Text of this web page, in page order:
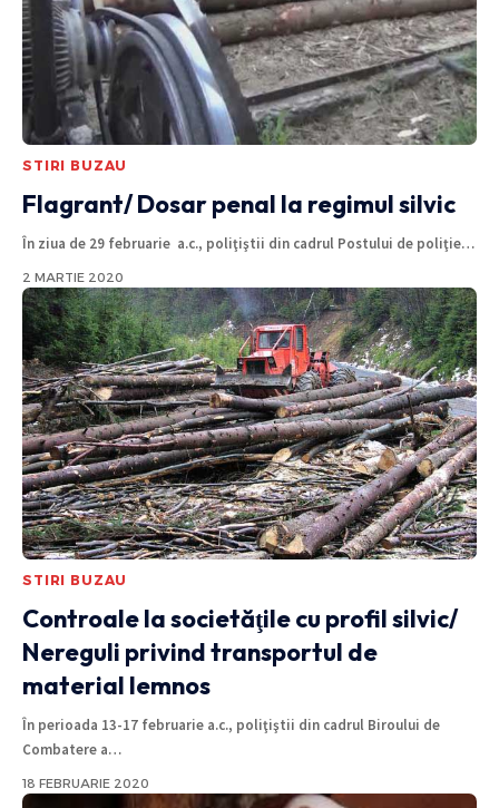
STIRI BUZAU
Flagrant/ Dosar penal la regimul silvic
În ziua de 29 februarie a.c., poliţiştii din cadrul Postului de poliţie…
2 MARTIE 2020
STIRI BUZAU
Controale la societăţile cu profil silvic/
Nereguli privind transportul de
material lemnos
În perioada 13-17 februarie a.c., poliţiştii din cadrul Biroului de
Combatere a…
18 FEBRUARIE 2020